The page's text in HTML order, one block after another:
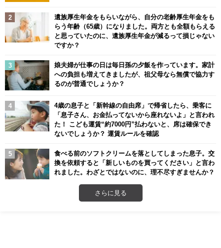
遺族厚生年金をもらいながら、自分の老齢厚生年金をも
らう年齢（65歳）になりました。両方とも全額もらえる
と思っていたのに、遺族厚生年金が減るって損じゃない
ですか？
娘夫婦が仕事の日は毎日孫の夕飯を作っています。家計
への負担も増えてきましたが、祖父母なら無償で協力す
るのが普通でしょうか？
4歳の息子と「新幹線の自由席」で帰省したら、乗客に
「息子さん、お金払ってないから座れないよ」と言われ
た！ こども運賃“約7000円”払わないと、席は確保でき
ないでしょうか？ 運賃ルールを確認
食べる前のソフトクリームを落としてしまった息子。交
換を依頼すると「新しいものを買ってください」と言わ
れました。わざとではないのに、理不尽すぎませんか？
さらに見る